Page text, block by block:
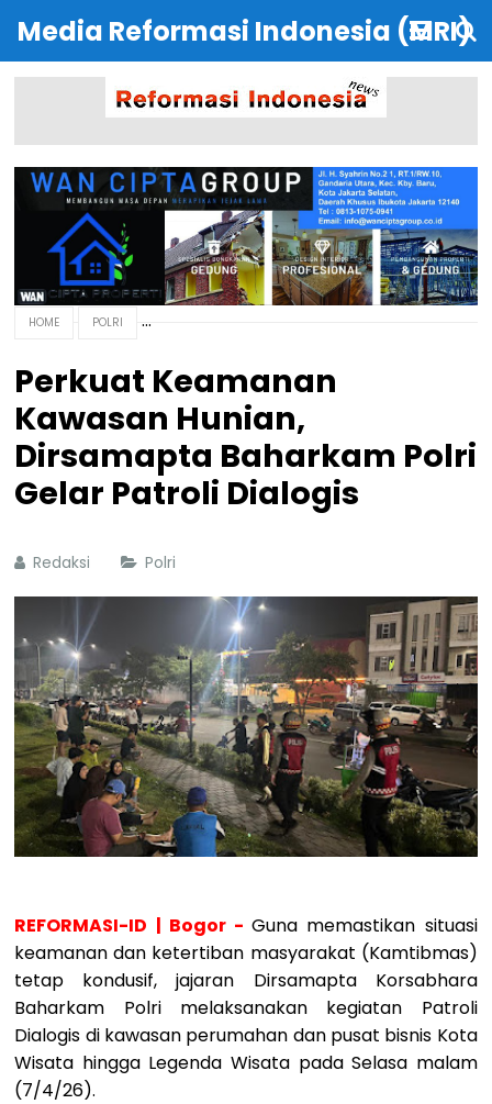
Media Reformasi Indonesia (MRI)
HOME POLRI
Perkuat Keamanan
Kawasan Hunian,
Dirsamapta Baharkam Polri
Gelar Patroli Dialogis
Redaksi Polri
REFORMASI-ID | Bogor -Guna memastikan situasi
keamanan dan ketertiban masyarakat (Kamtibmas)
tetap kondusif, jajaran Dirsamapta Korsabhara
Baharkam Polri melaksanakan kegiatan Patroli
Dialogis di kawasan perumahan dan pusat bisnis Kota
Wisata hingga Legenda Wisata pada Selasa malam
(7/4/26).